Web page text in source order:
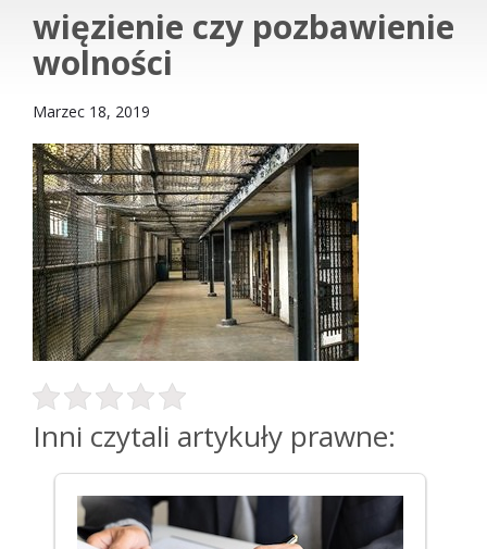
więzienie czy pozbawienie
wolności
Marzec 18, 2019
Inni czytali artykuły prawne: